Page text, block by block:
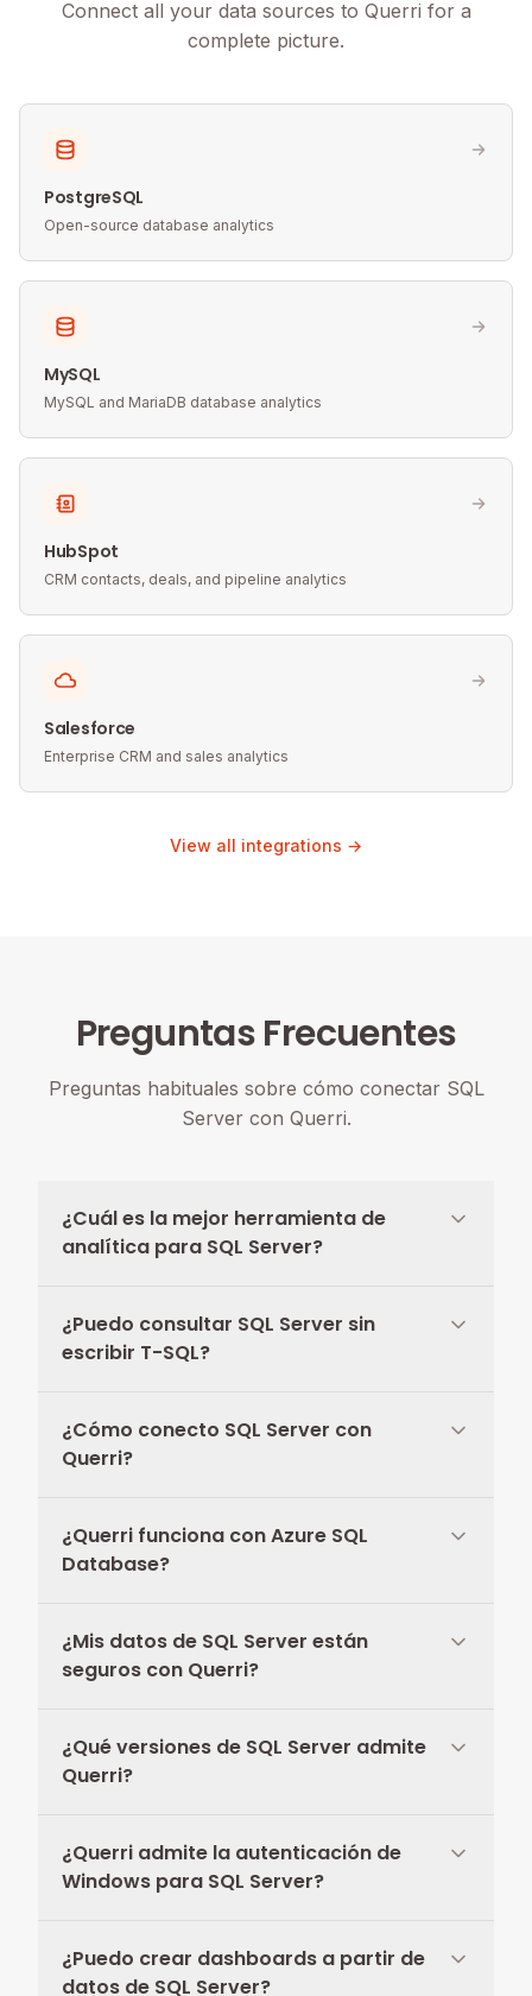
Connect all your data sources to Querri for a
complete picture.
PostgreSQL
Open-source database analytics
MySQL
MySQL and MariaDB database analytics
HubSpot
CRM contacts, deals, and pipeline analytics
Salesforce
Enterprise CRM and sales analytics
View all integrations →
Preguntas Frecuentes
Preguntas habituales sobre cómo conectar SQL
Server con Querri.
¿Cuál es la mejor herramienta de
analítica para SQL Server?
¿Puedo consultar SQL Server sin
escribir T-SQL?
¿Cómo conecto SQL Server con
Querri?
¿Querri funciona con Azure SQL
Database?
¿Mis datos de SQL Server están
seguros con Querri?
¿Qué versiones de SQL Server admite
Querri?
¿Querri admite la autenticación de
Windows para SQL Server?
¿Puedo crear dashboards a partir de
datos de SQL Server?